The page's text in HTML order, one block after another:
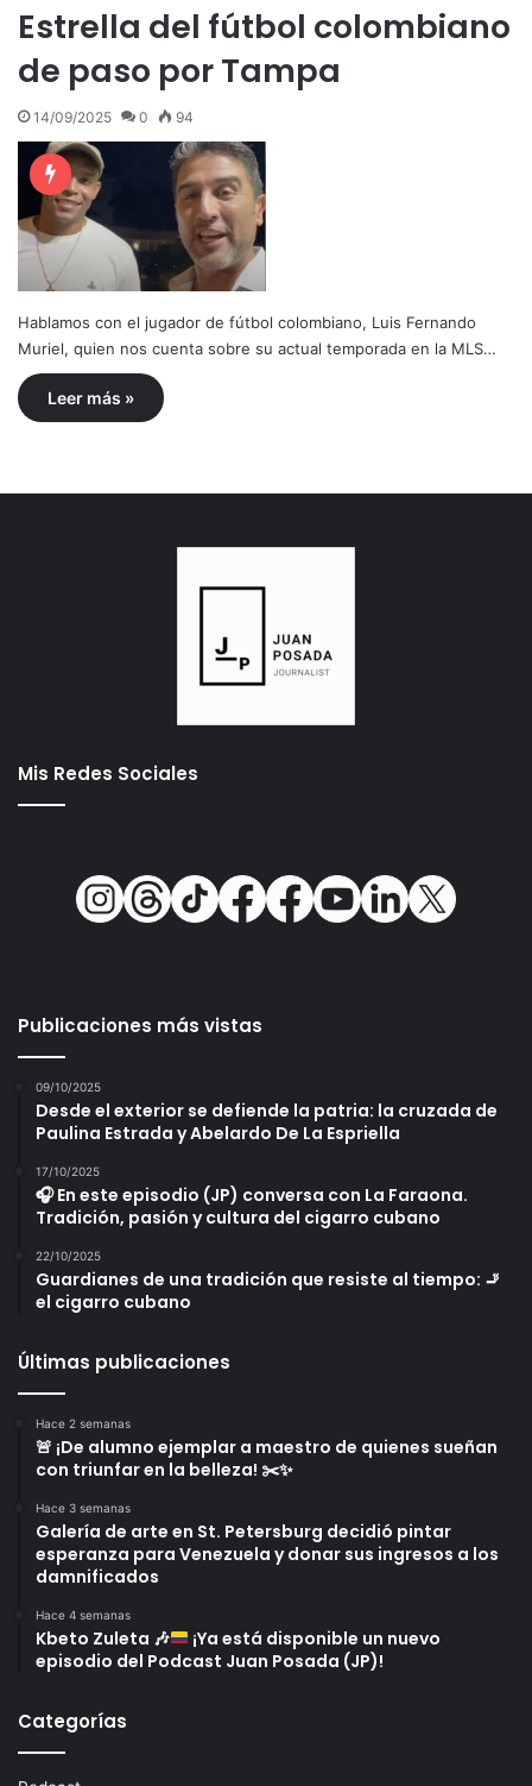
Estrella del fútbol colombiano
de paso por Tampa
14/09/2025 0 94
Hablamos con el jugador de fútbol colombiano, Luis Fernando
Muriel, quien nos cuenta sobre su actual temporada en la MLS…
Leer más »
Mis Redes Sociales
Publicaciones más vistas
09/10/2025
Desde el exterior se defiende la patria: la cruzada de
Paulina Estrada y Abelardo De La Espriella
17/10/2025
🎧 En este episodio (JP) conversa con La Faraona.
Tradición, pasión y cultura del cigarro cubano
22/10/2025
Guardianes de una tradición que resiste al tiempo: 🚬
el cigarro cubano
Últimas publicaciones
Hace 2 semanas
🚨 ¡De alumno ejemplar a maestro de quienes sueñan
con triunfar en la belleza! ✂️✨
Hace 3 semanas
Galería de arte en St. Petersburg decidió pintar
esperanza para Venezuela y donar sus ingresos a los
damnificados
Hace 4 semanas
Kbeto Zuleta 🎶
¡Ya está disponible un nuevo
episodio del Podcast Juan Posada (JP)!
Categorías